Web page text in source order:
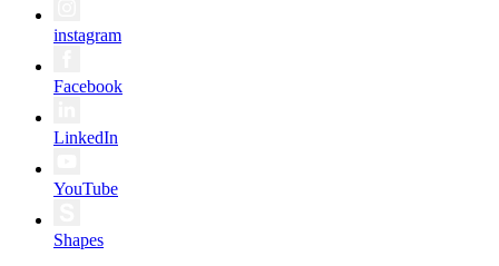
instagram
Facebook
LinkedIn
YouTube
Shapes